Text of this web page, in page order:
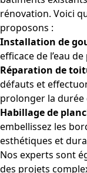
rénovation. Voici
proposons :
Installation de
efficace de l’eau
Réparation de
défauts et
prolonger la
Habillage de
embellissez les
esthétiques et
Nos experts sont
des projets